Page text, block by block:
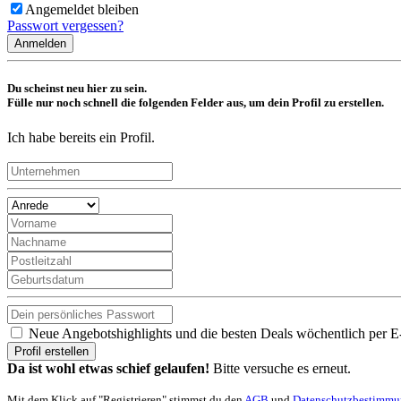
Angemeldet bleiben
Passwort vergessen?
Anmelden
Du scheinst neu hier zu sein.
Fülle nur noch schnell die folgenden Felder aus, um dein Profil zu erstellen.
Ich habe bereits ein Profil.
Neue Angebotshighlights und die besten Deals wöchentlich per
Profil erstellen
Da ist wohl etwas schief gelaufen! Bitte versuche es erneut.